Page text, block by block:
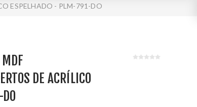
ESPELHADO - PLM-791-DO
DE ACRÍLICO